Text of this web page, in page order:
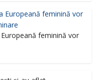
feminină vor